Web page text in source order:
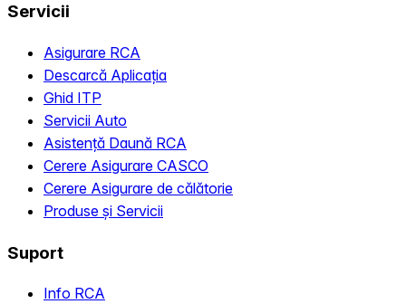
Servicii
Asigurare RCA
Descarcă Aplicația
Ghid ITP
Servicii Auto
Asistență Daună RCA
Cerere Asigurare CASCO
Cerere Asigurare de călătorie
Produse și Servicii
Suport
Info RCA